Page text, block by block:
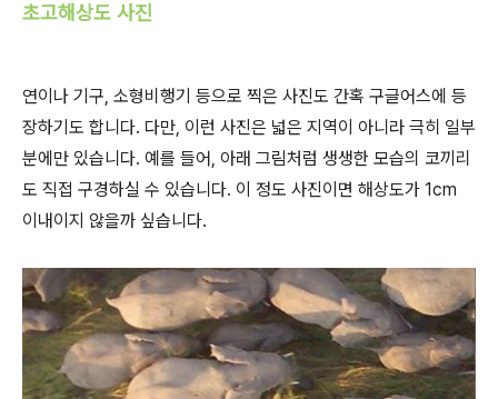
초고해상도 사진
연이나 기구, 소형비행기 등으로 찍은 사진도 간혹 구글어스에 등
장하기도 합니다. 다만, 이런 사진은 넓은 지역이 아니라 극히 일부
분에만 있습니다. 예를 들어, 아래 그림처럼 생생한 모습의 코끼리
도 직접 구경하실 수 있습니다. 이 정도 사진이면 해상도가 1cm
이내이지 않을까 싶습니다.